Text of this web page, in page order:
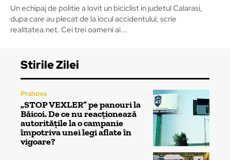
Un echipaj de politie a lovit un biciclist in judetul Calarasi,
dupa care au plecat de la locul accidentului, scrie
realitatea.net. Cei trei oameni ai...
Stirile Zilei
Prahova
„STOP VEXLER” pe panouri la
Băicoi. De ce nu reacționează
autoritățile la o campanie
împotriva unei legi aflate în
vigoare?